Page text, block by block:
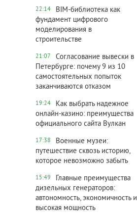
22:14
BIM-библиотека как
фундамент цифрового
моделирования в
строительстве
21:07
Согласование вывески в
Петербурге: почему 9 из 10
самостоятельных попыток
заканчиваются отказом
19:24
Как выбрать надежное
онлайн-казино: преимущества
официального сайта Вулкан
17:38
Военные музеи:
путешествие сквозь историю,
которое невозможно забыть
15:49
Главные преимущества
дизельных генераторов:
автономность, экономичность и
высокая мощность